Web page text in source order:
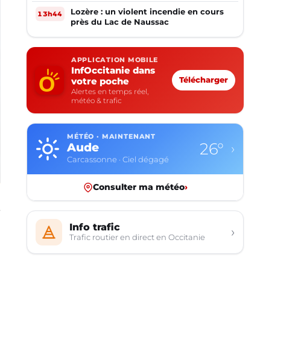
13h44
Lozère : un violent incendie en cours
près du Lac de Naussac
APPLICATION MOBILE
InfOccitanie dans
votre poche
Alertes en temps réel,
météo & trafic
Télécharger
MÉTÉO · MAINTENANT
Aude
Carcassonne · Ciel dégagé
26° ›
Consulter ma météo›
Info trafic
Trafic routier en direct en Occitanie ›